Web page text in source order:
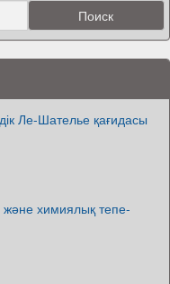
Ле-Шателье қағидасы
химиялық тепе-